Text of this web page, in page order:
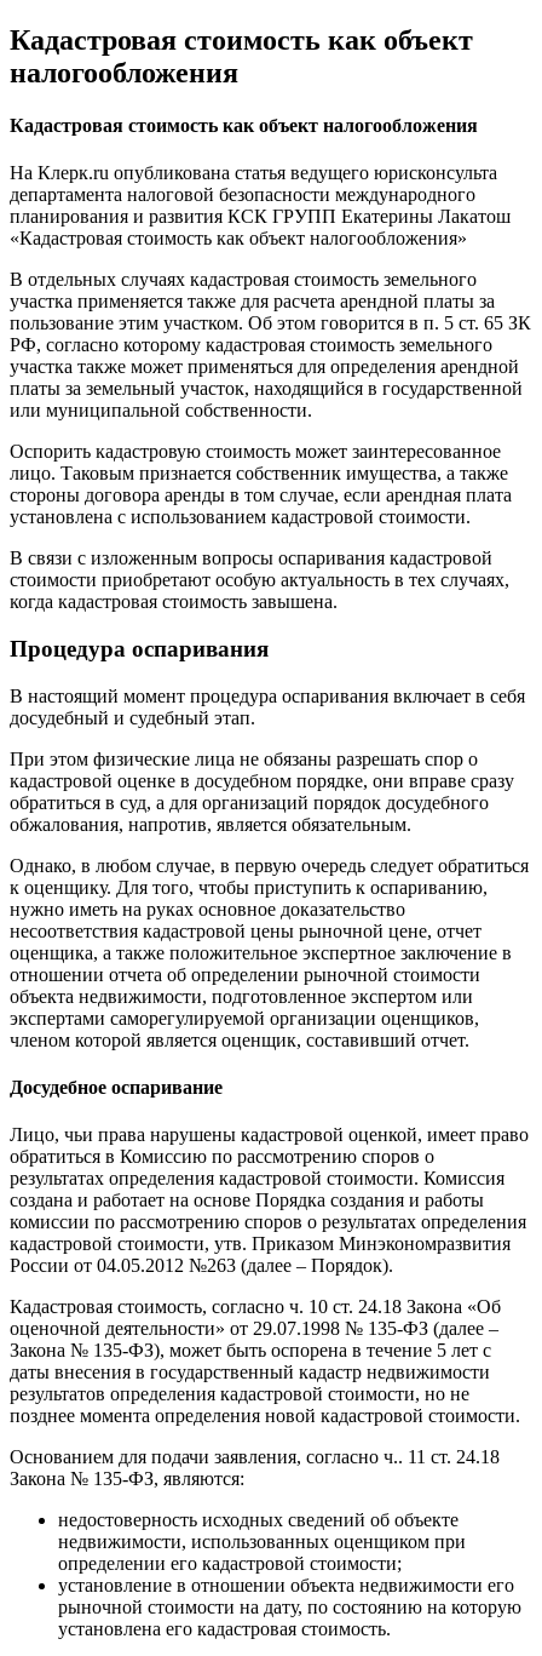
Кадастровая стоимость как объект
налогообложения
Кадастровая стоимость как объект налогообложения
На Клерк.ru опубликована статья ведущего юрисконсульта
департамента налоговой безопасности международного
планирования и развития КСК ГРУПП Екатерины Лакатош
«Кадастровая стоимость как объект налогообложения»
В отдельных случаях кадастровая стоимость земельного
участка применяется также для расчета арендной платы за
пользование этим участком. Об этом говорится в п. 5 ст. 65 ЗК
РФ, согласно которому кадастровая стоимость земельного
участка также может применяться для определения арендной
платы за земельный участок, находящийся в государственной
или муниципальной собственности.
Оспорить кадастровую стоимость может заинтересованное
лицо. Таковым признается собственник имущества, а также
стороны договора аренды в том случае, если арендная плата
установлена с использованием кадастровой стоимости.
В связи с изложенным вопросы оспаривания кадастровой
стоимости приобретают особую актуальность в тех случаях,
когда кадастровая стоимость завышена.
Процедура оспаривания
В настоящий момент процедура оспаривания включает в себя
досудебный и судебный этап.
При этом физические лица не обязаны разрешать спор о
кадастровой оценке в досудебном порядке, они вправе сразу
обратиться в суд, а для организаций порядок досудебного
обжалования, напротив, является обязательным.
Однако, в любом случае, в первую очередь следует обратиться
к оценщику. Для того, чтобы приступить к оспариванию,
нужно иметь на руках основное доказательство
несоответствия кадастровой цены рыночной цене, отчет
оценщика, а также положительное экспертное заключение в
отношении отчета об определении рыночной стоимости
объекта недвижимости, подготовленное экспертом или
экспертами саморегулируемой организации оценщиков,
членом которой является оценщик, составивший отчет.
Досудебное оспаривание
Лицо, чьи права нарушены кадастровой оценкой, имеет право
обратиться в Комиссию по рассмотрению споров о
результатах определения кадастровой стоимости. Комиссия
создана и работает на основе Порядка создания и работы
комиссии по рассмотрению споров о результатах определения
кадастровой стоимости, утв. Приказом Минэкономразвития
России от 04.05.2012 №263 (далее – Порядок).
Кадастровая стоимость, согласно ч. 10 ст. 24.18 Закона «Об
оценочной деятельности» от 29.07.1998 № 135-ФЗ (далее –
Закона № 135-ФЗ), может быть оспорена в течение 5 лет с
даты внесения в государственный кадастр недвижимости
результатов определения кадастровой стоимости, но не
позднее момента определения новой кадастровой стоимости.
Основанием для подачи заявления, согласно ч.. 11 ст. 24.18
Закона № 135-ФЗ, являются:
недостоверность исходных сведений об объекте
недвижимости, использованных оценщиком при
определении его кадастровой стоимости;
установление в отношении объекта недвижимости его
рыночной стоимости на дату, по состоянию на которую
установлена его кадастровая стоимость.